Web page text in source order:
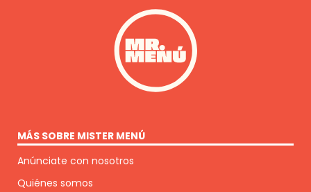
MÁS SOBRE MISTER MENÚ
Anúnciate con nosotros
Quiénes somos